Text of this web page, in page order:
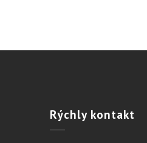
Rýchlykontakt